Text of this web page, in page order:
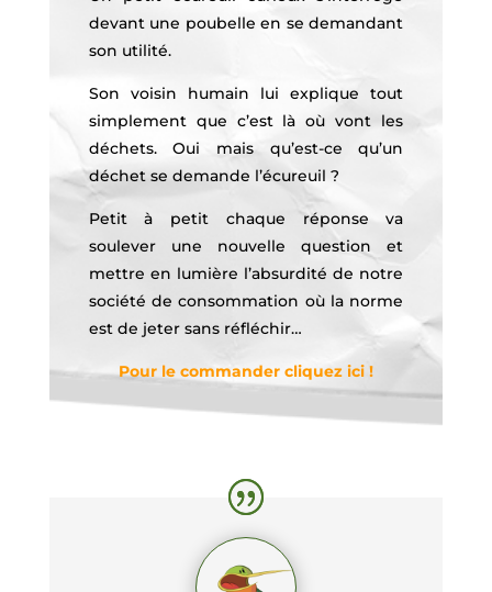
devant une poubelle en se demandant
son utilité.
Son voisin humain lui explique tout
simplement que c’est là où vont les
déchets. Oui mais qu’est-ce qu’un
déchet se demande l’écureuil ?
Petit à petit chaque réponse va
soulever une nouvelle question et
mettre en lumière l’absurdité de notre
société de consommation où la norme
est de jeter sans réfléchir…
Pour le commander cliquez ici !